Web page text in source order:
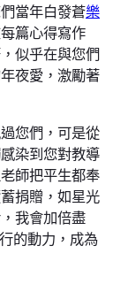
當年白發蒼樂
篇心得寫作
似乎在與您們
夜愛，激勵著
您們，可是從
染到您對教導
師把平生都奉
捐贈，如星光
我會加倍盡
的動力，成為